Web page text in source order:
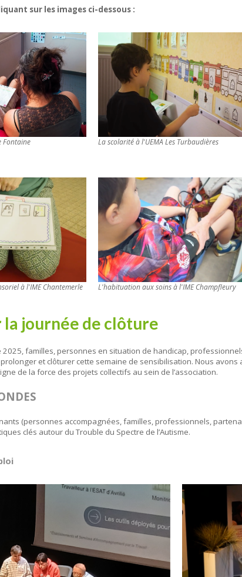
sur les images ci-dessous :
Fontaine La scolarité à l'UEMA Les Turbaudières
à l'IME Chantemerle L'habituation aux soins à l'IME Champfleury
la journée de clôture
familles, personnes en situation de handicap,
et clôturer cette semaine de sensibilisation. Nous
de la force des projets collectifs au sein de l’association.
(personnes accompagnées, familles, professionnels,
clés autour du Trouble du Spectre de l’Autisme.